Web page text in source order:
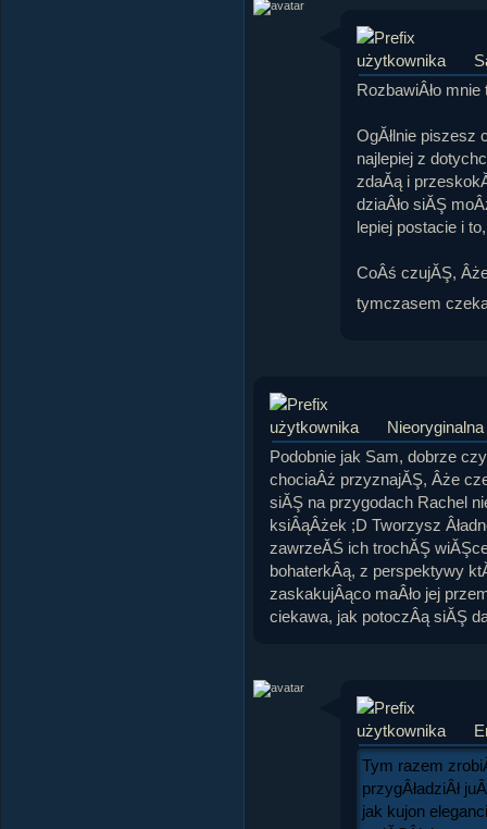
RozbawiÂło
OgĂłlnie piszesz
najlepiej z
zdaĂą i
dziaÂło siĂŞ
lepiej postacie i
CoÂś czujĂŞ,
tymczasem
Nieoryginalna
Podobnie jak Sam, dobrze
chociaÂż przyznajĂŞ, Âże
siĂŞ na przygodach Rachel
ksiÂąÂżek ;D Tworzysz
zawrzeĂŚ ich trochĂŞ
bohaterkÂą, z perspektywy
zaskakujÂąco maÂło jej
ciekawa, jak potoczÂą siĂŞ
Tym razem
przygÂładziÂł
jak kujon